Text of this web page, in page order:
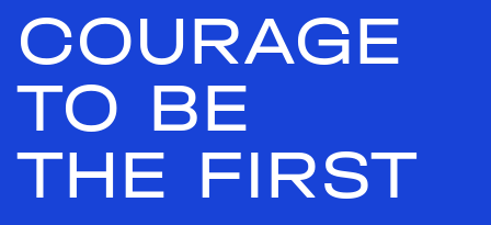
COURAGE
TO BE
THE FIRST